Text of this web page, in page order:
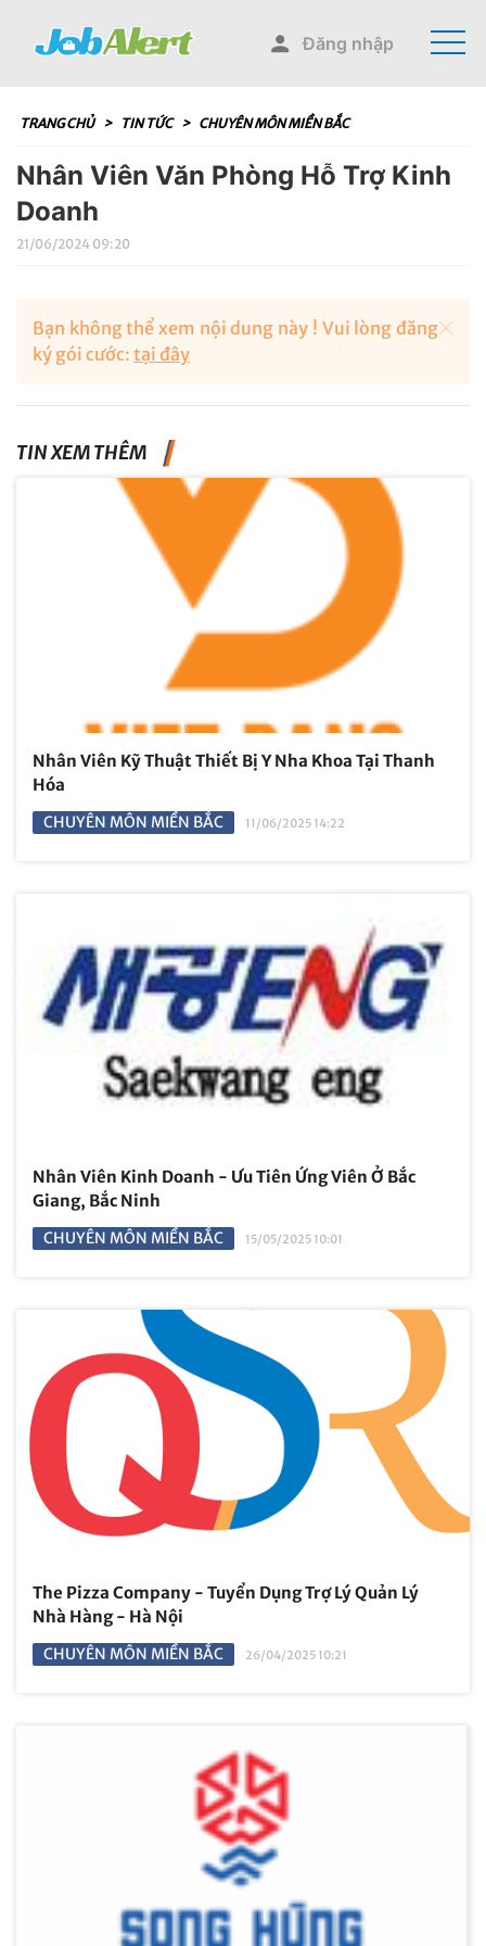
Đăng nhập
TRANG CHỦ > TIN TỨC > CHUYÊN MÔN MIỀN BẮC
Nhân Viên Văn Phòng Hỗ Trợ Kinh
Doanh
21/06/2024 09:20
Bạn không thể xem nội dung này ! Vui lòng đăng
ký gói cước: tại đây
TIN XEM THÊM
Nhân Viên Kỹ Thuật Thiết Bị Y Nha Khoa Tại Thanh
Hóa
CHUYÊN MÔN MIỀN BẮC 11/06/2025 14:22
Nhân Viên Kinh Doanh - Ưu Tiên Ứng Viên Ở Bắc
Giang, Bắc Ninh
CHUYÊN MÔN MIỀN BẮC 15/05/2025 10:01
The Pizza Company - Tuyển Dụng Trợ Lý Quản Lý
Nhà Hàng - Hà Nội
CHUYÊN MÔN MIỀN BẮC 26/04/2025 10:21